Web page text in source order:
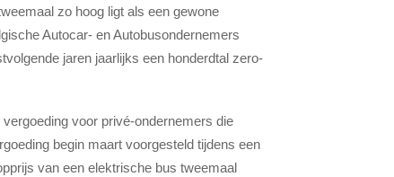
zo hoog ligt als een gewone
Autocar- en Autobusondernemers
jaren jaarlijks een honderdtal zero-
voor privé-ondernemers die
begin maart voorgesteld tijdens een
van een elektrische bus tweemaal